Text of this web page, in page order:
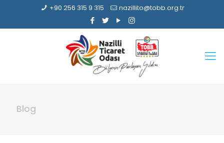
+90 256 315 9 315 nazillito@tobb.org.tr
Blog